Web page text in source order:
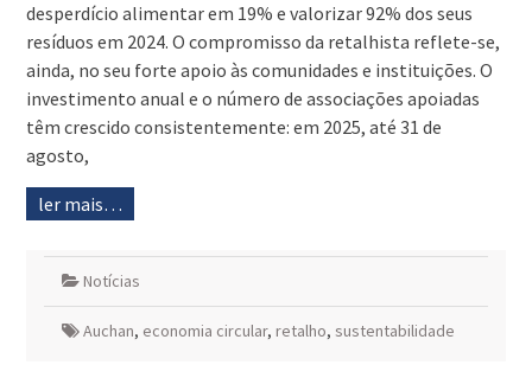
desperdício alimentar em 19% e valorizar 92% dos seus
resíduos em 2024. O compromisso da retalhista reflete-se,
ainda, no seu forte apoio às comunidades e instituições. O
investimento anual e o número de associações apoiadas
têm crescido consistentemente: em 2025, até 31 de
agosto,
ler mais…
Notícias
Auchan, economia circular, retalho, sustentabilidade